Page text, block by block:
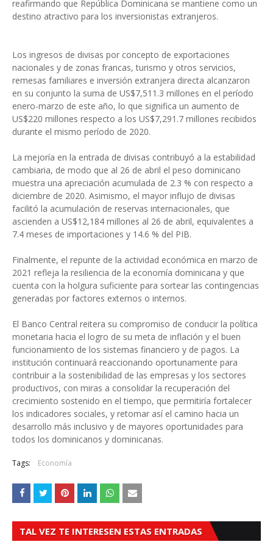
reafirmando que República Dominicana se mantiene como un
destino atractivo para los inversionistas extranjeros.
Los ingresos de divisas por concepto de exportaciones
nacionales y de zonas francas, turismo y otros servicios,
remesas familiares e inversión extranjera directa alcanzaron
en su conjunto la suma de US$7,511.3 millones en el período
enero-marzo de este año, lo que significa un aumento de
US$220 millones respecto a los US$7,291.7 millones recibidos
durante el mismo período de 2020.
La mejoría en la entrada de divisas contribuyó a la estabilidad
cambiaria, de modo que al 26 de abril el peso dominicano
muestra una apreciación acumulada de 2.3 % con respecto a
diciembre de 2020. Asimismo, el mayor influjo de divisas
facilitó la acumulación de reservas internacionales, que
ascienden a US$12,184 millones al 26 de abril, equivalentes a
7.4 meses de importaciones y 14.6 % del PIB.
Finalmente, el repunte de la actividad económica en marzo de
2021 refleja la resiliencia de la economía dominicana y que
cuenta con la holgura suficiente para sortear las contingencias
generadas por factores externos o internos.
El Banco Central reitera su compromiso de conducir la política
monetaria hacia el logro de su meta de inflación y el buen
funcionamiento de los sistemas financiero y de pagos. La
institución continuará reaccionando oportunamente para
contribuir a la sostenibilidad de las empresas y los sectores
productivos, con miras a consolidar la recuperación del
crecimiento sostenido en el tiempo, que permitiría fortalecer
los indicadores sociales, y retomar así el camino hacia un
desarrollo más inclusivo y de mayores oportunidades para
todos los dominicanos y dominicanas.
Tags: Economía
TAL VEZ TE INTERESEN ESTAS ENTRADAS